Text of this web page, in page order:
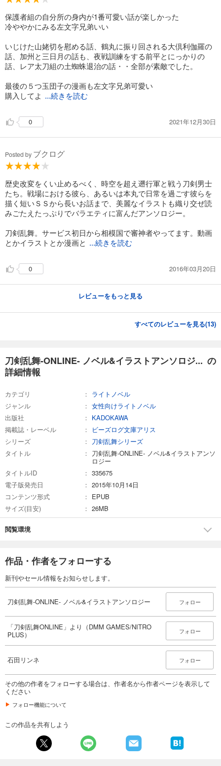
保護者組の自分所の身内が1番可愛い話が楽しかった
冷ややかにみる左文字兄弟いい
いじけた山姥切を慰める話、鶴丸に振り回される大倶利伽羅の
話、加州と三日月の話も、夜戦訓練をする前平とにっかりの
話、レア太刀組の土蜘蛛退治の話・・全部が素敵でした。
最後の５つ玉団子の漫画も左文字兄弟可愛い
購入してよ
...続きを読む
0 2021年12月30日
Posted by ブクログ
歴史改変をくい止めるべく、時空を超え遡行軍と戦う刀剣男士
たち。戦場における彼ら、あるいは本丸で日常を過ごす彼らを
描く短いＳＳから長いお話まで、美麗なイラストも織り交ぜ読
みごたえたっぷりでバラエティに富んだアンソロジー。
刀剣乱舞。サービス初日から相模国で審神者やってます。動画
とかイラストとか漫画と
...続きを読む
0 2016年03月20日
レビューをもっと見る
すべてのレビューを見る(13)
刀剣乱舞-ONLINE- ノベル&イラストアンソロジ... の
詳細情報
カテゴリ
ライトノベル
ジャンル
女性向けライトノベル
出版社
KADOKAWA
掲載誌・レーベル
ビーズログ文庫アリス
シリーズ
刀剣乱舞シリーズ
タイトル
刀剣乱舞-ONLINE- ノベル&イラストアンソ
ロジー
タイトルID
335675
電子版発売日
2015年10月14日
コンテンツ形式
EPUB
サイズ(目安)
26MB
閲覧環境
作品・作者をフォローする
新刊やセール情報をお知らせします。
刀剣乱舞-ONLINE- ノベル&イラストアンソロジー フォロー
「刀剣乱舞ONLINE」より（DMM GAMES/NITRO
PLUS）
フォロー
石田リンネ フォロー
その他の作者をフォローする場合は、作者名から作者ページを表示して
ください
フォロー機能について
この作品を共有しよう